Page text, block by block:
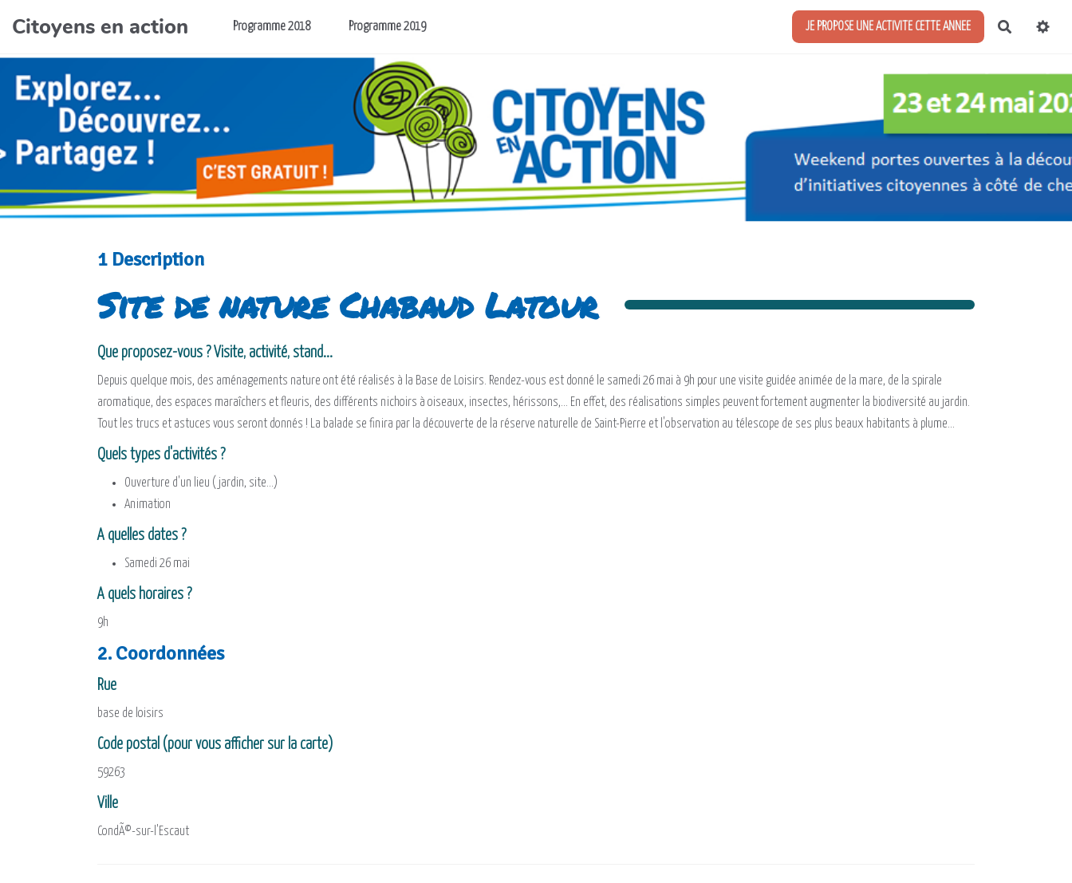
Aller au contenu principal
Citoyens en action Programme 2018 Programme 2019 JE PROPOSE UNE ACTIVITE CETTE ANNEE
1 Description
Site de nature Chabaud Latour
Que proposez-vous ? Visite, activité, stand...
Depuis quelque mois, des aménagements nature ont été réalisés à la Base de Loisirs. Rendez-vous est donné le samedi 26 mai à 9h pour une visite guidée animée de la mare, de la spirale
aromatique, des espaces maraîchers et fleuris, des différents nichoirs à oiseaux, insectes, hérissons,... En effet, des réalisations simples peuvent fortement augmenter la biodiversité au jardin.
Tout les trucs et astuces vous seront donnés ! La balade se finira par la découverte de la réserve naturelle de Saint-Pierre et l'observation au télescope de ses plus beaux habitants à plume...
Quels types d'activités ?
Ouverture d'un lieu (jardin, site...)
Animation
A quelles dates ?
Samedi 26 mai
A quels horaires ?
9h
2. Coordonnées
Rue
base de loisirs
Code postal (pour vous afficher sur la carte)
59263
Ville
CondÃ©-sur-l'Escaut